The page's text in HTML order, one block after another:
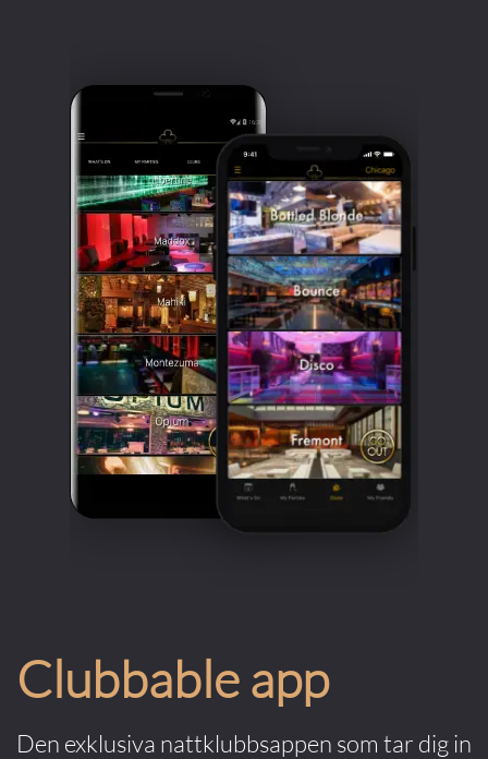
Clubbable app
Den exklusiva nattklubbsappen som tar dig in